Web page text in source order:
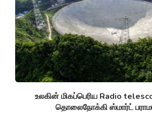
உலகின் மிகப்பெரிய Radio
தொலைநோக்கி ஸ்மார்ட்